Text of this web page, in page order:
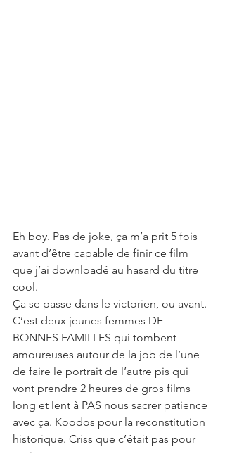
Eh boy. Pas de joke, ça m’a prit 5 fois
avant d’être capable de finir ce film
que j’ai downloadé au hasard du titre
cool.
Ça se passe dans le victorien, ou avant.
C’est deux jeunes femmes DE
BONNES FAMILLES qui tombent
amoureuses autour de la job de l’une
de faire le portrait de l’autre pis qui
vont prendre 2 heures de gros films
long et lent à PAS nous sacrer patience
avec ça. Koodos pour la reconstitution
historique. Criss que c’était pas pour